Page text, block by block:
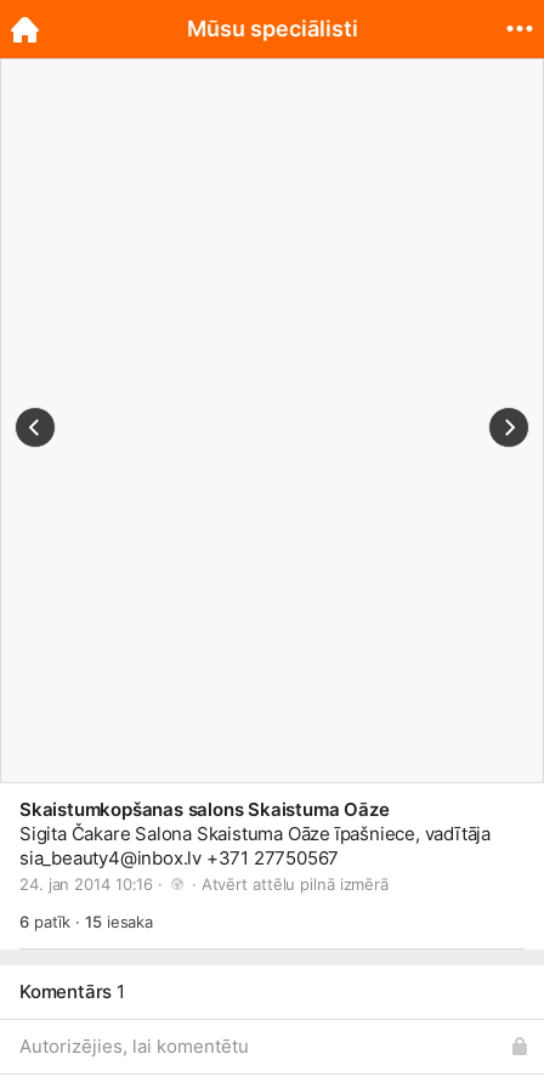
Skaistumkopšanas salons Skaistuma Oāze
Sigita Čakare Salona Skaistuma Oāze īpašniece, vadītāja
sia_beauty4@inbox.lv +371 27750567
24. jan 2014 10:16 · · Atvērt attēlu pilnā izmērā
6patīk ·15iesaka
Komentārs 1
Autorizējies, lai komentētu
Mūsu speciālisti